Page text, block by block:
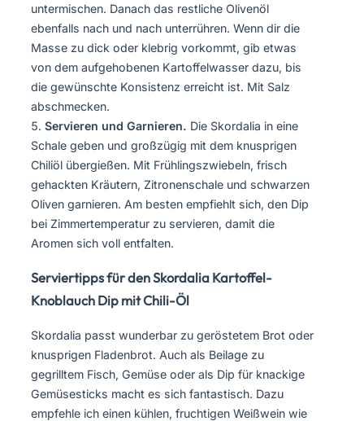
untermischen. Danach das restliche Olivenöl
ebenfalls nach und nach unterrühren. Wenn dir die
Masse zu dick oder klebrig vorkommt, gib etwas
von dem aufgehobenen Kartoffelwasser dazu, bis
die gewünschte Konsistenz erreicht ist. Mit Salz
abschmecken.
Servieren und Garnieren. Die Skordalia in eine
Schale geben und großzügig mit dem knusprigen
Chiliöl übergießen. Mit Frühlingszwiebeln, frisch
gehackten Kräutern, Zitronenschale und schwarzen
Oliven garnieren. Am besten empfiehlt sich, den Dip
bei Zimmertemperatur zu servieren, damit die
Aromen sich voll entfalten.
Serviertipps für den Skordalia Kartoffel-
Knoblauch Dip mit Chili-Öl
Skordalia passt wunderbar zu geröstetem Brot oder
knusprigen Fladenbrot. Auch als Beilage zu
gegrilltem Fisch, Gemüse oder als Dip für knackige
Gemüsesticks macht es sich fantastisch. Dazu
empfehle ich einen kühlen, fruchtigen Weißwein wie